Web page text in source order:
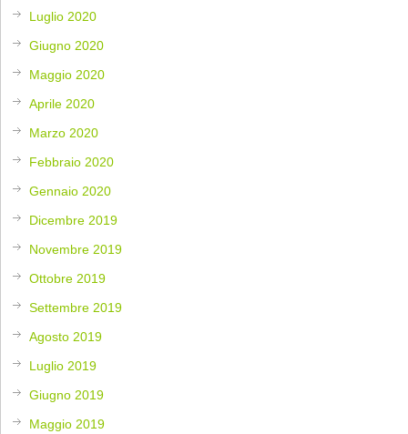
Luglio 2020
Giugno 2020
Maggio 2020
Aprile 2020
Marzo 2020
Febbraio 2020
Gennaio 2020
Dicembre 2019
Novembre 2019
Ottobre 2019
Settembre 2019
Agosto 2019
Luglio 2019
Giugno 2019
Maggio 2019